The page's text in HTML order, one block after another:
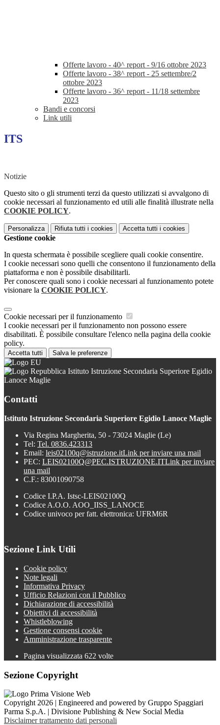
Offerte lavoro - 40^ report - 9/16 ottobre 2023
Offerte lavoro - 38^ report - 25 settembre/2
ottobre 2023
Offerte lavoro - 36^ report - 11/18 settembre
2023
Bandi e concorsi
Link utili
ITS
Notizie
Questo sito o gli strumenti terzi da questo utilizzati si avvalgono di
cookie necessari al funzionamento ed utili alle finalità illustrate nella
COOKIE POLICY.
Personalizza Rifiuta tutti i cookies Accetta tutti i cookies
Gestione cookie
In questa schermata è possibile scegliere quali cookie consentire.
I cookie necessari sono quelli che consentono il funzionamento della
piattaforma e non è possibile disabilitarli.
Per conoscere quali sono i cookie necessari al funzionamento potete
visionare la COOKIE POLICY.
Cookie necessari per il funzionamento
I cookie necessari per il funzionamento non possono essere
disabilitati. È possibile consultare l'elenco nella pagina della cookie
policy.
Accetta tutti Salva le preferenze
Istituto Istruzione Secondaria Superiore Egidio
Lanoce Maglie
Contatti
Istituto Istruzione Secondaria Superiore Egidio Lanoce Maglie
Via Regina Margherita, 50 - 73024 Maglie (Le)
Tel: Tel. 0836.423313
Email: leis02100q@istruzione.itLink per inviare una mail
PEC: LEIS02100Q@PEC.ISTRUZIONE.ITLink per inviare
una mail
C.F.: 83001090758
Codice I.P.A. Istsc-LEIS02100Q
Codice A.O.O. AOO_IISS_LANOCE
Codice univoco per fatt. elettronica: UFRM6R
Sezione Link Utili
Cookie policy
Note legali
Informativa Privacy
Ufficio Relazioni con il Pubblico
Dichiarazione di accessibilità
Obiettivi di accessibilità
Whistleblowing
Gestione consensi cookie
Amministrazione trasparente
Pagina visualizzata 622 volte
Sezione Copyright
Copyright 2026 | Engineered and powered by Gruppo Spaggiari
Parma S.p.A. | Divisione Publishing & New Social Media
Disclaimer trattamento dati personali